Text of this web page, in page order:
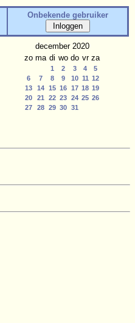
Onbekende gebruiker
december 2020
zo ma di wo do vr za
1 2 3 4
5
6
7 8 9 10 11 12
13
14 15 16 17 18 19
20
21 22 23 24 25 26
27
28 29 30 31